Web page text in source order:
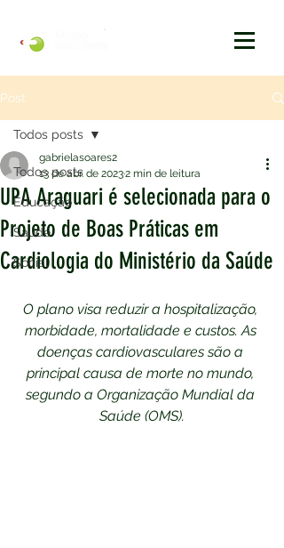
Post
Todos posts
Educação
Saúde
Social
Todos posts
UPA Araguari é selecionada para o
Projeto de Boas Práticas em
Cardiologia do Ministério da Saúde
gabrielasoares2
13 de abr. de 20232 min de leitura
O plano visa reduzir a hospitalização,
morbidade, mortalidade e custos. As
doenças cardiovasculares são a
principal causa de morte no mundo,
segundo a Organização Mundial da
Saúde (OMS).